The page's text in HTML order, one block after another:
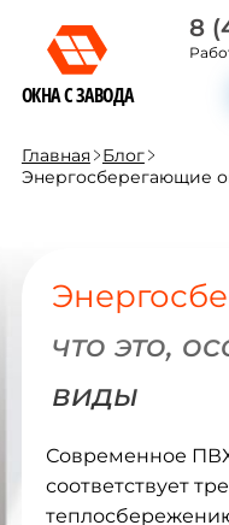
ОКНА С ЗАВОДА
8
Главная
Блог
Энергосберегающие
что это,
виды
Современное
соответствует